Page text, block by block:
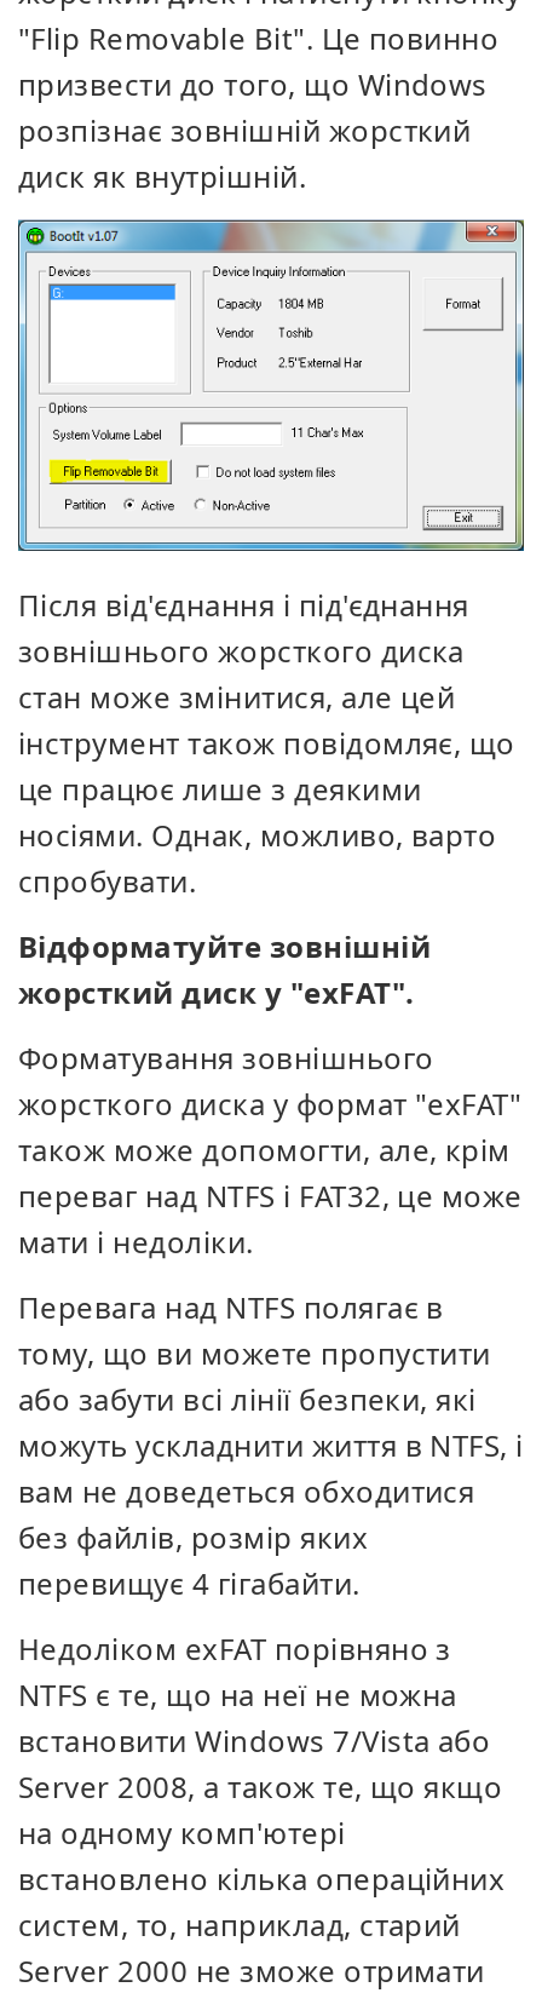
"Flip Removable Bit". Це повинно
призвести до того, що Windows
розпізнає зовнішній жорсткий
диск як внутрішній.
Після від'єднання і під'єднання
зовнішнього жорсткого диска
стан може змінитися, але цей
інструмент також повідомляє, що
це працює лише з деякими
носіями. Однак, можливо, варто
спробувати.
Відформатуйте зовнішній
жорсткий диск у "exFAT".
Форматування зовнішнього
жорсткого диска у формат "exFAT"
також може допомогти, але, крім
переваг над NTFS і FAT32, це може
мати і недоліки.
Перевага над NTFS полягає в
тому, що ви можете пропустити
або забути всі лінії безпеки, які
можуть ускладнити життя в NTFS, і
вам не доведеться обходитися
без файлів, розмір яких
перевищує 4 гігабайти.
Недоліком exFAT порівняно з
NTFS є те, що на неї не можна
встановити Windows 7/Vista або
Server 2008, а також те, що якщо
на одному комп'ютері
встановлено кілька операційних
систем, то, наприклад, старий
Server 2000 не зможе отримати